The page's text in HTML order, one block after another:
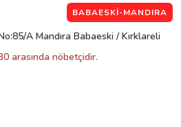
BABAESKI-MANDIRA
A Mandıra Babaeski / Kırklareli
arasında nöbetçidir.